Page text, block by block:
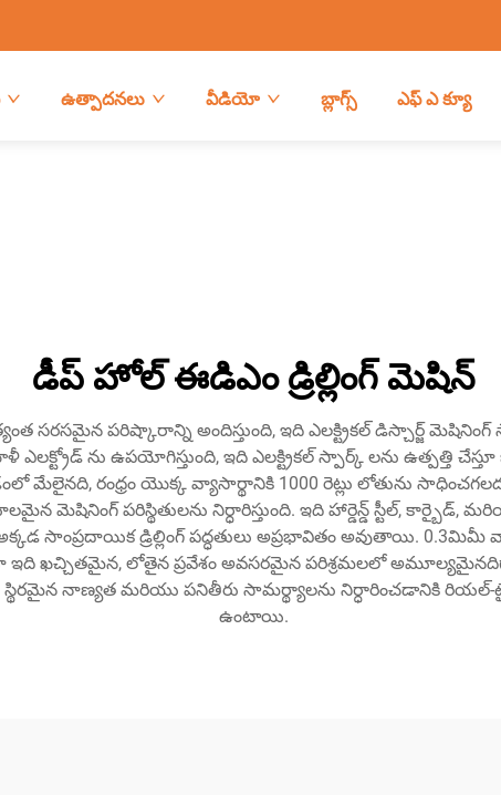
ఉత్పాదనలు వీడియో బ్లాగ్స్ ఎఫ్ ఎ క్యూ
డీప్ హోల్ ఈడిఎం డ్రిల్లింగ్ మెషిన్
సరసమైన పరిష్కారాన్ని అందిస్తుంది, ఇది ఎలక్ట్రికల్ డిస్చార్జ్
ఎలక్ట్రోడ్ ను ఉపయోగిస్తుంది, ఇది ఎలక్ట్రికల్ స్పార్క్ లను ఉత్పత్తి
మేలైనది, రంధ్రం యొక్క వ్యాసార్థానికి 1000 రెట్లు లోతును
మెషినింగ్ పరిస్థితులను నిర్ధారిస్తుంది. ఇది హార్డెన్డ్ స్టీల్,
సాంప్రదాయిక డ్రిల్లింగ్ పద్ధతులు అప్రభావితం అవుతాయి. 0.3మిమీ
ఖచ్చితమైన, లోతైన ప్రవేశం అవసరమైన పరిశ్రమలలో అమూల్యమైనదిగా
స్థిరమైన నాణ్యత మరియు పనితీరు సామర్థ్యాలను నిర్ధారించడానికి రియల్-
ఉంటాయి.